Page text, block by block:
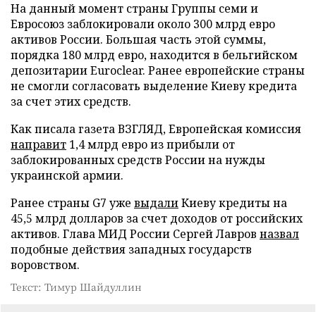
На данный момент страны Группы семи и
Евросоюз заблокировали около 300 млрд евро
активов России. Большая часть этой суммы,
порядка 180 млрд евро, находится в бельгийском
депозитарии Euroclear. Ранее европейские страны
не смогли согласовать выделение Киеву кредита
за счет этих средств.
Как писала газета ВЗГЛЯД, Европейская комиссия
направит 1,4 млрд евро из прибыли от
заблокированных средств России на нужды
украинской армии.
Ранее страны G7 уже выдалиКиеву кредиты на
45,5 млрд долларов за счет доходов от российских
активов. Глава МИД России Сергей Лавров назвал
подобные действия западных государств
воровством.
Текст: Тимур Шайдуллин